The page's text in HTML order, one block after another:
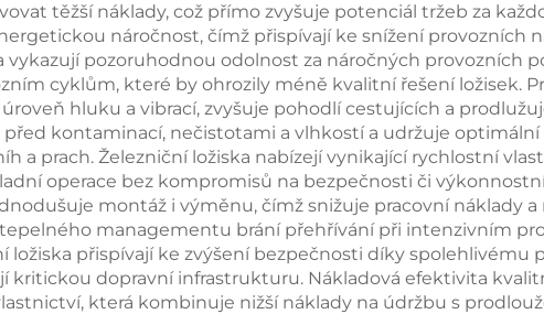
těžší náklady, což přímo zvyšuje potenciál tržeb za
náročnost, čímž přispívají ke snížení provozních
pozoruhodnou odolnost za náročných provozních
cyklům, které by ohrozily méně kvalitní řešení ložisek.
hluku a vibrací, zvyšuje pohodlí cestujících a
kontaminací, nečistotami a vlhkostí a udržuje optimální
a prach. Železniční ložiska nabízejí vynikající rychlostní
operace bez kompromisů na bezpečnosti či
montáž i výměnu, čímž snižuje pracovní náklady
managementu brání přehřívání při intenzivním
přispívají ke zvýšení bezpečnosti díky spolehlivému
dopravní infrastrukturu. Nákladová efektivita
která kombinuje nižší náklady na údržbu s